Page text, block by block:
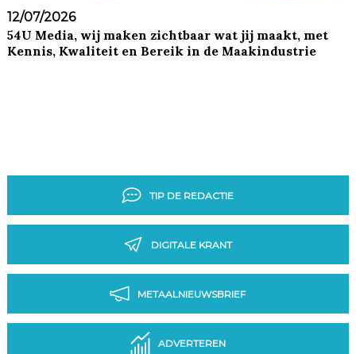
12/07/2026
54U Media, wij maken zichtbaar wat jij maakt, met
Kennis, Kwaliteit en Bereik in de Maakindustrie
TIP DE REDACTIE
DIGITALE KRANT
METAALNIEUWSBRIEF
ADVERTEREN